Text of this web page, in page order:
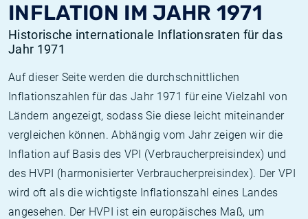
INFLATION IM JAHR 1971
Historische internationale Inflationsraten für das
Jahr 1971
Auf dieser Seite werden die durchschnittlichen
Inflationszahlen für das Jahr 1971 für eine Vielzahl von
Ländern angezeigt, sodass Sie diese leicht miteinander
vergleichen können. Abhängig vom Jahr zeigen wir die
Inflation auf Basis des VPI (Verbraucherpreisindex) und
des HVPI (harmonisierter Verbraucherpreisindex). Der VPI
wird oft als die wichtigste Inflationszahl eines Landes
angesehen. Der HVPI ist ein europäisches Maß, um